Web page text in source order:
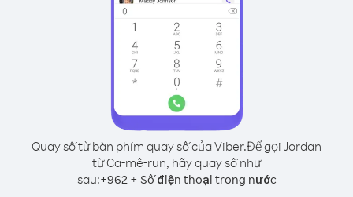
Quay số từ bàn phím quay số của Viber.Để gọi Jordan
từ Ca-mê-run, hãy quay số như
sau:+962+ Số điện thoại trong nước